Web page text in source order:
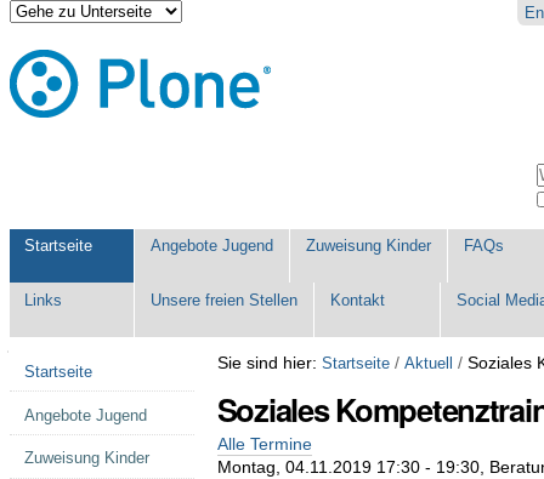
Direkt
zum
Inhalt
|
Direkt
zur
Benutzerspezifische
Werkzeuge
Startseite Angebote Jugend Zuweisung Kinder FAQs
Links Unsere freien Stellen Kontakt Social
Sie sind hier: Startseite / Aktuell / Soziales
Soziales
Alle Termine
Montag, 04.11.2019 17:30 - 19:30,
Startseite
Angebote Jugend
Zuweisung Kinder